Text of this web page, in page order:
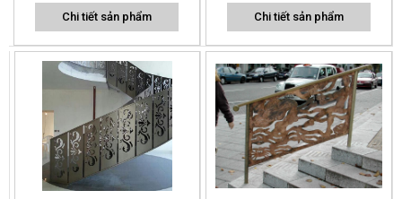
Chi tiết sản phẩm Chi tiết sản phẩm